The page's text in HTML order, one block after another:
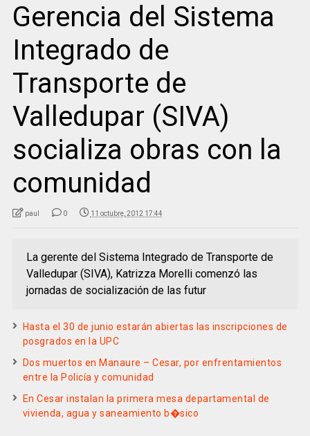
Gerencia del Sistema
Integrado de
Transporte de
Valledupar (SIVA)
socializa obras con la
comunidad
paul 0 11 octubre, 2012 17:44
La gerente del Sistema Integrado de Transporte de
Valledupar (SIVA), Katrizza Morelli comenzó las
jornadas de socialización de las futur
Hasta el 30 de junio estarán abiertas las inscripciones de
posgrados en la UPC
Dos muertos en Manaure – Cesar, por enfrentamientos
entre la Policía y comunidad
En Cesar instalan la primera mesa departamental de
vivienda, agua y saneamiento b�sico